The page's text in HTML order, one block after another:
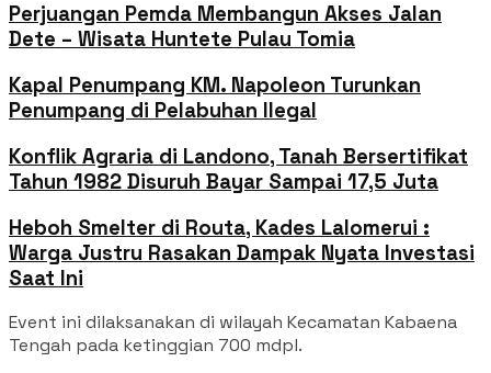
Perjuangan Pemda Membangun Akses Jalan
Dete – Wisata Huntete Pulau Tomia
Kapal Penumpang KM. Napoleon Turunkan
Penumpang di Pelabuhan Ilegal
Konflik Agraria di Landono, Tanah Bersertifikat
Tahun 1982 Disuruh Bayar Sampai 17,5 Juta
Heboh Smelter di Routa, Kades Lalomerui :
Warga Justru Rasakan Dampak Nyata Investasi
Saat Ini
Event ini dilaksanakan di wilayah Kecamatan Kabaena
Tengah pada ketinggian 700 mdpl.